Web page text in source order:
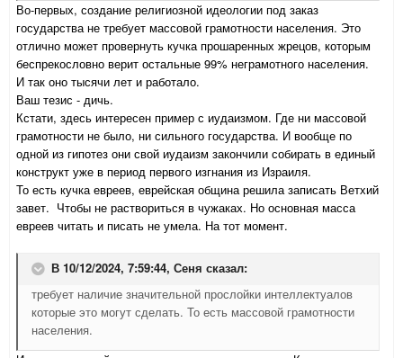
Во-первых, создание религиозной идеологии под заказ
государства не требует массовой грамотности населения. Это
отлично может провернуть кучка прошаренных жрецов, которым
беспрекословно верит остальные 99% неграмотного населения.
И так оно тысячи лет и работало.
Ваш тезис - дичь.
Кстати, здесь интересен пример с иудаизмом. Где ни массовой
грамотности не было, ни сильного государства. И вообще по
одной из гипотез они свой иудаизм закончили собирать в единый
конструкт уже в период первого изгнания из Израиля.
То есть кучка евреев, еврейская община решила записать Ветхий
завет. Чтобы не раствориться в чужаках. Но основная масса
евреев читать и писать не умела. На тот момент.
В 10/12/2024, 7:59:44, Сеня сказал:
требует наличие значительной прослойки интеллектуалов
которые это могут сделать. То есть массовой грамотности
населения.